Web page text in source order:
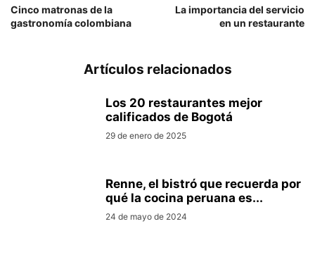
Cinco matronas de la
gastronomía colombiana
La importancia del servicio
en un restaurante
Artículos relacionados
Los 20 restaurantes mejor
calificados de Bogotá
29 de enero de 2025
Renne, el bistró que recuerda por
qué la cocina peruana es...
24 de mayo de 2024